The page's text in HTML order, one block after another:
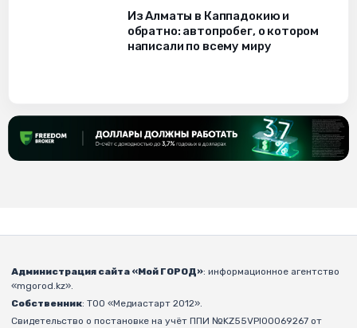
Из Алматы в Каппадокию и
обратно: автопробег, о котором
написали по всему миру
Администрация сайта «Мой ГОРОД»: информационное агентство
«mgorod.kz».
Собственник: ТОО «Медиастарт 2012».
Свидетельство о постановке на учёт ППИ №KZ55VPI00069267 от